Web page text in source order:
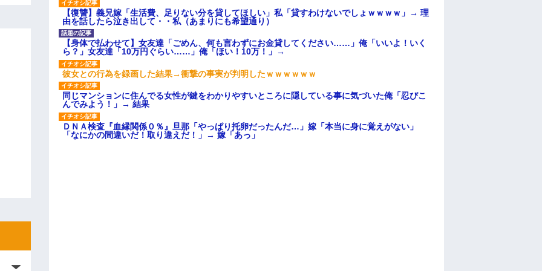
【復讐】義兄嫁「生活費、足りない分を貸してほしい」私「貸すわけないでしょｗｗｗｗ」→ 理
由を話したら泣き出して・・私（あまりにも希望通り）
【身体で払わせて】女友達「ごめん、何も言わずにお金貸してください……」俺「いいよ！いく
ら？」女友達「10万円ぐらい……」俺「ほい！10万！」→
彼女との行為を録画した結果→衝撃の事実が判明したｗｗｗｗｗｗ
同じマンションに住んでる女性が鍵をわかりやすいところに隠している事に気づいた俺「忍びこ
んでみよう！」→ 結果
ＤＮＡ検査『血縁関係０％』旦那「やっぱり托卵だったんだ…」嫁「本当に身に覚えがない」
「なにかの間違いだ！取り違えだ！」→ 嫁「あっ」